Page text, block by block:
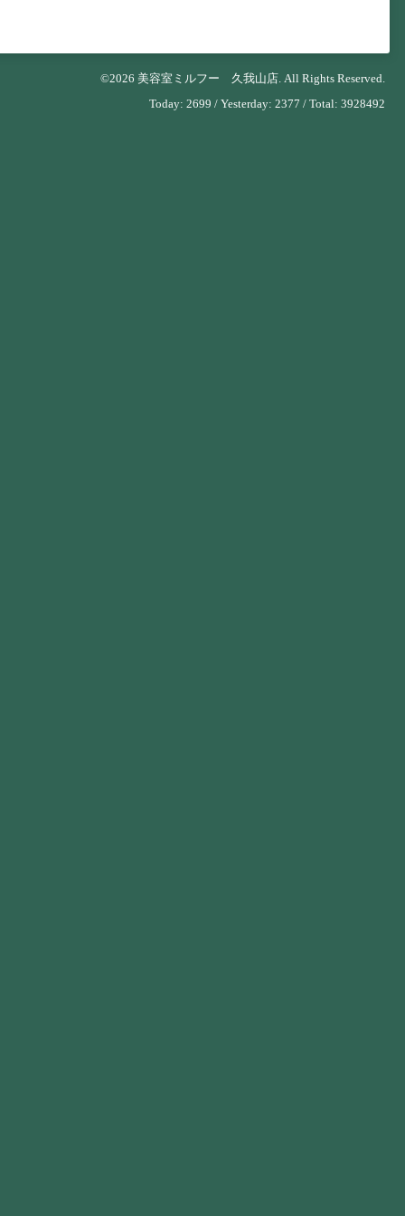
©2026 美容室ミルフー 久我山店 . All Rights Reserved.
Today: 2699 / Yesterday: 2377 / Total: 3928492